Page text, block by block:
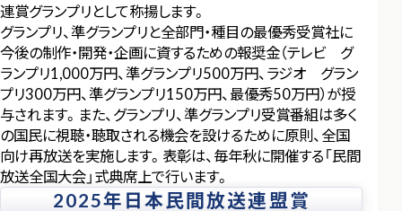
連賞グランプリとして称揚します。
グランプリ、準グランプリと全部門・種目の最優秀受賞社に
今後の制作・開発・企画に資するための報奨金（テレビ グ
ランプリ1,000万円、準グランプリ500万円、ラジオ グラン
プリ300万円、準グランプリ150万円、最優秀50万円）が授
与されます。また、グランプリ、準グランプリ受賞番組は多く
の国民に視聴・聴取される機会を設けるために原則、全国
向け再放送を実施します。表彰は、毎年秋に開催する「民間
放送全国大会」式典席上で行います。
2025年日本民間放送連盟賞